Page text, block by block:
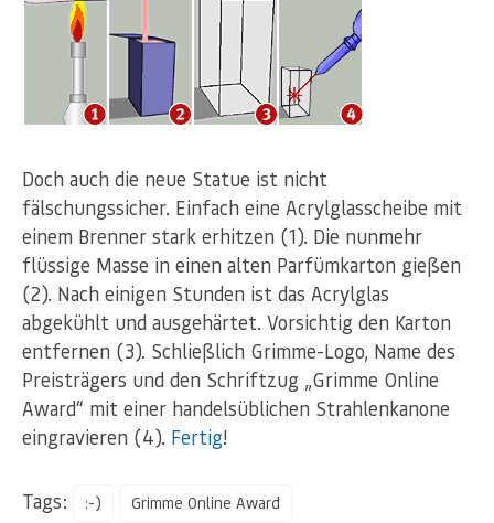
Doch auch die neue Statue ist nicht
fälschungssicher. Einfach eine Acrylglasscheibe mit
einem Brenner stark erhitzen (1). Die nunmehr
flüssige Masse in einen alten Parfümkarton gießen
(2). Nach einigen Stunden ist das Acrylglas
abgekühlt und ausgehärtet. Vorsichtig den Karton
entfernen (3). Schließlich Grimme-Logo, Name des
Preisträgers und den Schriftzug „Grimme Online
Award“ mit einer handelsüblichen Strahlenkanone
eingravieren (4). Fertig!
Tags: :-) Grimme Online Award